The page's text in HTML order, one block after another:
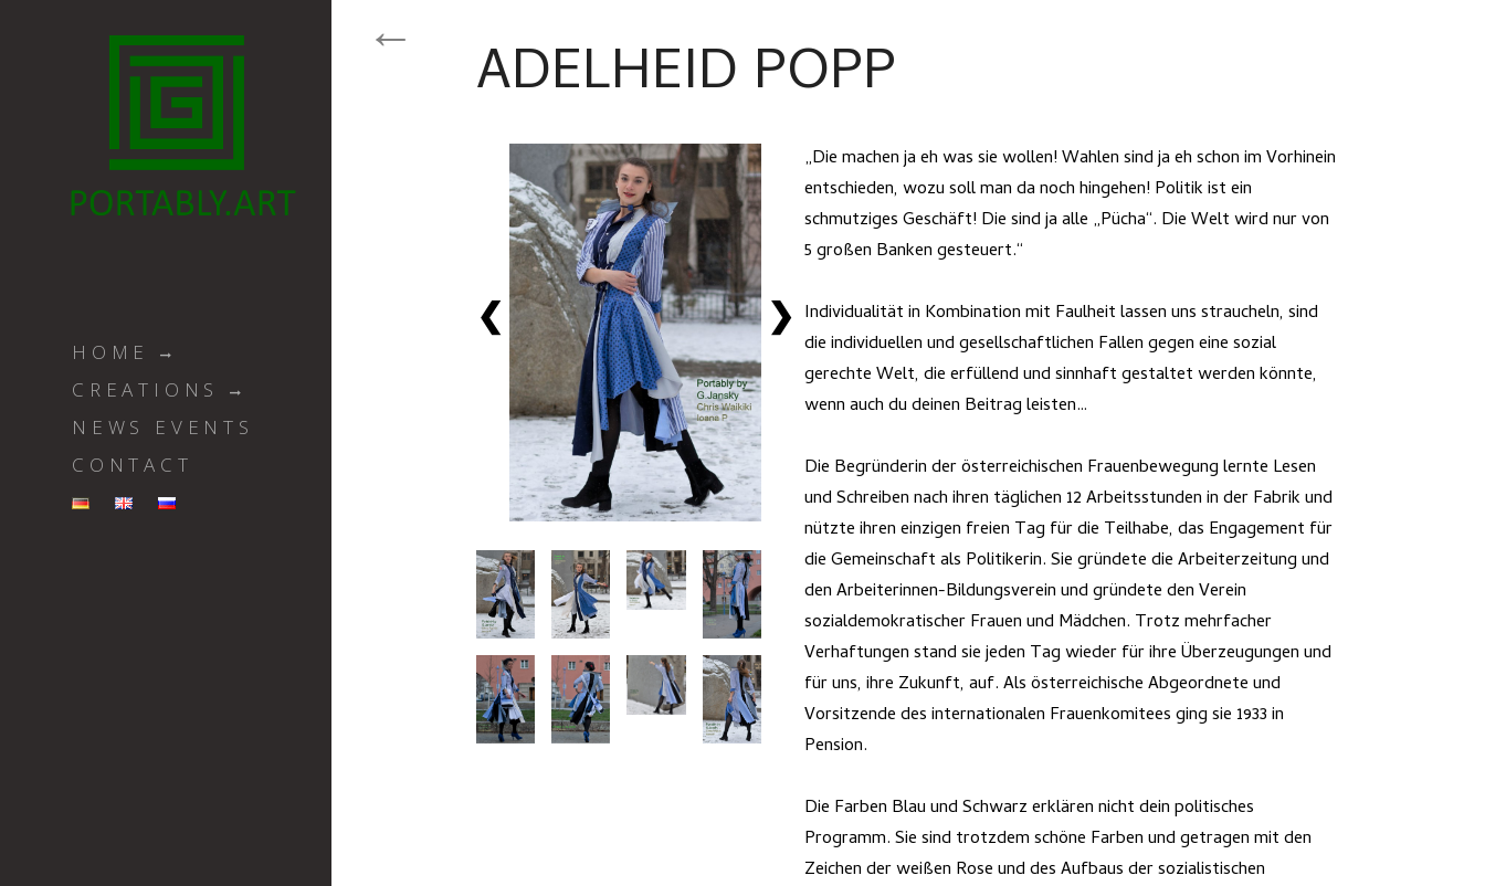
HOME
CREATIONS
NEWS EVENTS
CONTACT
ADELHEID POPP
❮ ❯
„Die machen ja eh was sie wollen! Wahlen sind ja eh schon im Vorhinein
entschieden, wozu soll man da noch hingehen! Politik ist ein
schmutziges Geschäft! Die sind ja alle „Pücha“. Die Welt wird nur von
5 großen Banken gesteuert.“
Individualität in Kombination mit Faulheit lassen uns straucheln, sind
die individuellen und gesellschaftlichen Fallen gegen eine sozial
gerechte Welt, die erfüllend und sinnhaft gestaltet werden könnte,
wenn auch du deinen Beitrag leisten…
Die Begründerin der österreichischen Frauenbewegung lernte Lesen
und Schreiben nach ihren täglichen 12 Arbeitsstunden in der Fabrik und
nützte ihren einzigen freien Tag für die Teilhabe, das Engagement für
die Gemeinschaft als Politikerin. Sie gründete die Arbeiterzeitung und
den Arbeiterinnen-Bildungsverein und gründete den Verein
sozialdemokratischer Frauen und Mädchen. Trotz mehrfacher
Verhaftungen stand sie jeden Tag wieder für ihre Überzeugungen und
für uns, ihre Zukunft, auf. Als österreichische Abgeordnete und
Vorsitzende des internationalen Frauenkomitees ging sie 1933 in
Pension.
Die Farben Blau und Schwarz erklären nicht dein politisches
Programm. Sie sind trotzdem schöne Farben und getragen mit den
Zeichen der weißen Rose und des Aufbaus der sozialistischen